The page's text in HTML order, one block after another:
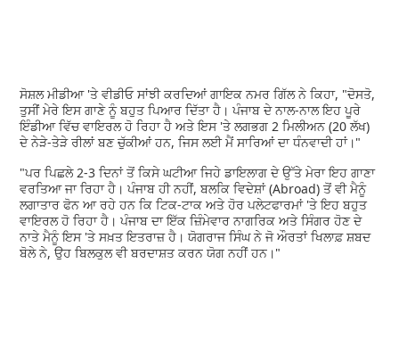
ਸੋਸ਼ਲ ਮੀਡੀਆ 'ਤੇ ਵੀਡੀਓ ਸਾਂਝੀ ਕਰਦਿਆਂ ਗਾਇਕ ਨਮਰ ਗਿੱਲ ਨੇ ਕਿਹਾ, "ਦੋਸਤੋ,
ਤੁਸੀਂ ਮੇਰੇ ਇਸ ਗਾਣੇ ਨੂੰ ਬਹੁਤ ਪਿਆਰ ਦਿੱਤਾ ਹੈ। ਪੰਜਾਬ ਦੇ ਨਾਲ-ਨਾਲ ਇਹ ਪੂਰੇ
ਇੰਡੀਆ ਵਿੱਚ ਵਾਇਰਲ ਹੋ ਰਿਹਾ ਹੈ ਅਤੇ ਇਸ 'ਤੇ ਲਗਭਗ 2 ਮਿਲੀਅਨ (20 ਲੱਖ)
ਦੇ ਨੇੜੇ-ਤੇੜੇ ਰੀਲਾਂ ਬਣ ਚੁੱਕੀਆਂ ਹਨ, ਜਿਸ ਲਈ ਮੈਂ ਸਾਰਿਆਂ ਦਾ ਧੰਨਵਾਦੀ ਹਾਂ।"
"ਪਰ ਪਿਛਲੇ 2-3 ਦਿਨਾਂ ਤੋਂ ਕਿਸੇ ਘਟੀਆ ਜਿਹੇ ਡਾਇਲਾਗ ਦੇ ਉੱਤੇ ਮੇਰਾ ਇਹ ਗਾਣਾ
ਵਰਤਿਆ ਜਾ ਰਿਹਾ ਹੈ। ਪੰਜਾਬ ਹੀ ਨਹੀਂ, ਬਲਕਿ ਵਿਦੇਸ਼ਾਂ (Abroad) ਤੋਂ ਵੀ ਮੈਨੂੰ
ਲਗਾਤਾਰ ਫੋਨ ਆ ਰਹੇ ਹਨ ਕਿ ਟਿਕ-ਟਾਕ ਅਤੇ ਹੋਰ ਪਲੇਟਫਾਰਮਾਂ 'ਤੇ ਇਹ ਬਹੁਤ
ਵਾਇਰਲ ਹੋ ਰਿਹਾ ਹੈ। ਪੰਜਾਬ ਦਾ ਇੱਕ ਜ਼ਿੰਮੇਵਾਰ ਨਾਗਰਿਕ ਅਤੇ ਸਿੰਗਰ ਹੋਣ ਦੇ
ਨਾਤੇ ਮੈਨੂੰ ਇਸ 'ਤੇ ਸਖ਼ਤ ਇਤਰਾਜ਼ ਹੈ। ਯੋਗਰਾਜ ਸਿੰਘ ਨੇ ਜੋ ਔਰਤਾਂ ਖਿਲਾਫ਼ ਸ਼ਬਦ
ਬੋਲੇ ਨੇ, ਉਹ ਬਿਲਕੁਲ ਵੀ ਬਰਦਾਸ਼ਤ ਕਰਨ ਯੋਗ ਨਹੀਂ ਹਨ।"